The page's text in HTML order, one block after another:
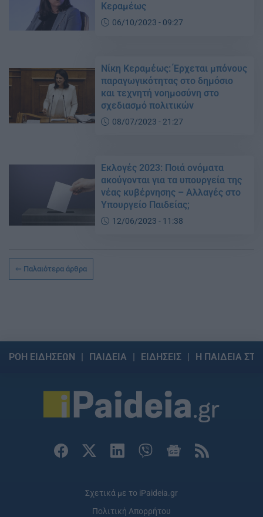
Κεραμέως
06/10/2023 - 09:27
Νίκη Κεραμέως: Έρχεται μπόνους
παραγωγικότητας στο δημόσιο
και τεχνητή νοημοσύνη στο
σχεδιασμό πολιτικών
08/07/2023 - 21:27
Εκλογές 2023: Ποιά ονόματα
ακούγονται για τα υπουργεία της
νέας κυβέρνησης – Αλλαγές στο
Υπουργείο Παιδείας;
12/06/2023 - 11:38
Παλαιότερα άρθρα
ΡΟΗ ΕΙΔΗΣΕΩΝ ΠΑΙΔΕΙΑ ΕΙΔΗΣΕΙΣ Η ΠΑΙΔΕΙΑ
Σχετικά με το iPaideia.gr
Πολιτική Απορρήτου